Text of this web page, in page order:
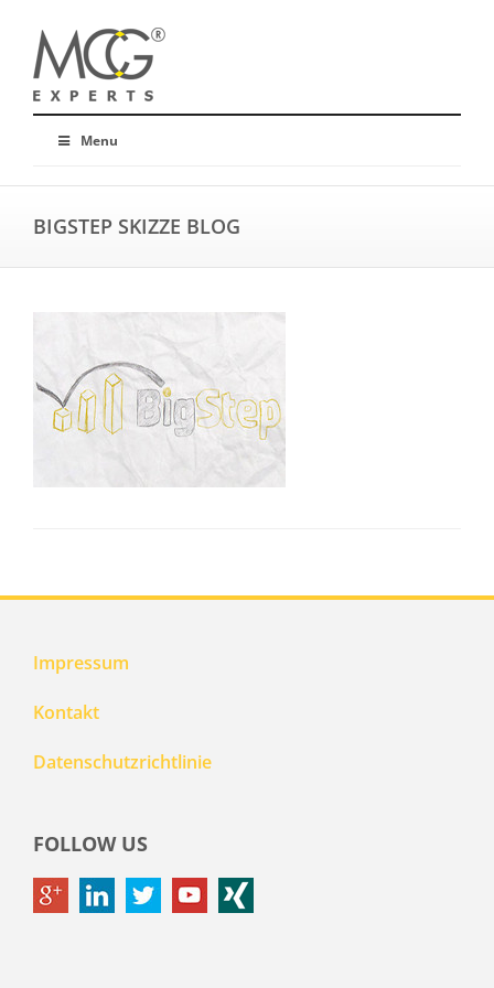
Menu
BIGSTEP SKIZZE BLOG
Impressum
Kontakt
Datenschutzrichtlinie
FOLLOW US